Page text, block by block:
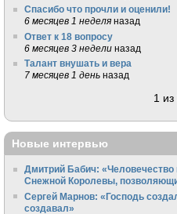
Спасибо что прочли и оценили!
6 месяцев 1 неделя назад
Ответ к 18 вопросу
6 месяцев 3 недели назад
Талант внушать и вера
7 месяцев 1 день назад
1 из
Новые интервью
Дмитрий Бабич: «Человечество
Снежной Королевы,
Сергей Марнов: «Господь
создавал»